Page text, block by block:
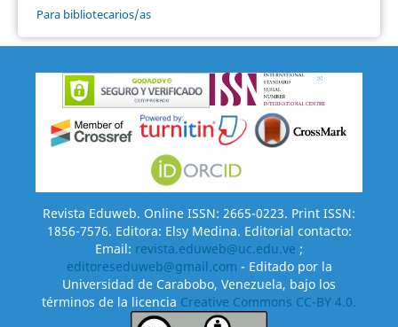
Para bibliotecarios/as
Revista Eduweb. Online ISSN: 2665-0223. Print ISSN:
1856-7576. Editora: Elsy Medina. Editorial contacto:
Email: revista.eduweb@uc.edu.ve ;
editoreseduweb@gmail.com - Editado por la
Universidad de Carabobo, Venezuela, bajo los
términos de la licencia Creative Commons CC-BY 4.0.